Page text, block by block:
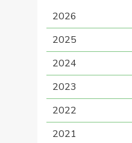
2026
2025
2024
2023
2022
2021